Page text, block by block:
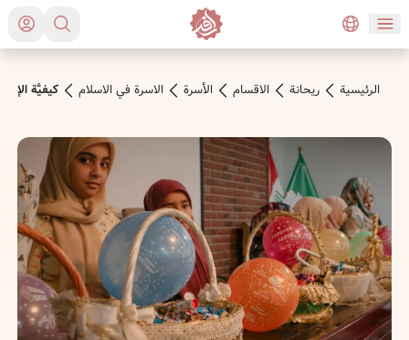
الرئیسیة ريحانة الاقسام الأسرة الاسرة في الاسلام كيفيَّة